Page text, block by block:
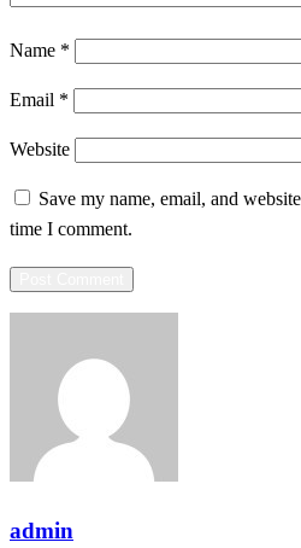
Name *
Email *
Website
Save my name, email, and
time I comment.
admin